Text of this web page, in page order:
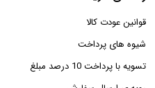
قوانین عودت کالا
شیوه های پرداخت
تسویه با پرداخت 10 درصد مبلغ